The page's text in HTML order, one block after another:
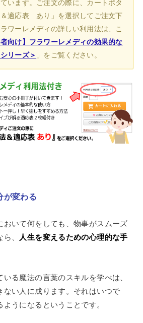
適応表 あり」を選択してご注文下
ワーレメディの詳しい利用法は、こ
者向け】フラワーレメディの効果的な
リーズ＞ 」をご覧ください。
が変わる
おいて何をしても、物事がスムーズ
、 人生を変えるための心理的な手
る魔法の言葉のスキルを学べは、
ない人に成ります。それはいつで
うになるということです。